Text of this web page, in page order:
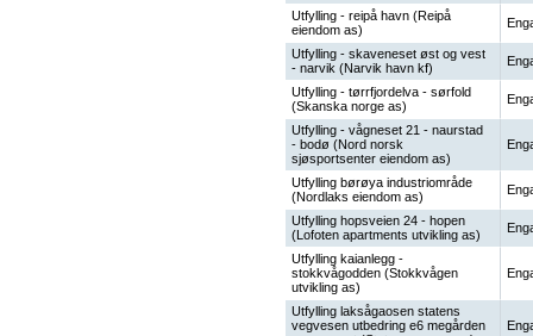
Utfylling - reipå havn (Reipå
eiendom as)
Utfylling - skaveneset øst og vest
- narvik (Narvik havn kf)
Utfylling - tørrfjordelva - sørfold
(Skanska norge as)
Utfylling - vågneset 21 - naurstad
- bodø (Nord norsk
sjøsportsenter eiendom as)
Utfylling børøya industriområde
(Nordlaks eiendom as)
Utfylling hopsveien 24 - hopen
(Lofoten apartments utvikling as)
Utfylling kaianlegg -
stokkvågodden (Stokkvågen
utvikling as)
Utfylling laksågaosen statens
vegvesen utbedring e6 megården